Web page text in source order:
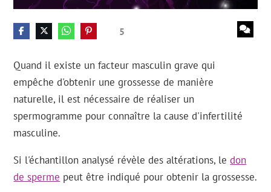
5
Quand il existe un facteur masculin grave qui
empêche d'obtenir une grossesse de manière
naturelle, il est nécessaire de réaliser un
spermogramme pour connaître la cause d'infertilité
masculine.
Si l'échantillon analysé révèle des altérations, ledon
de sperme peut être indiqué pour obtenir la grossesse.